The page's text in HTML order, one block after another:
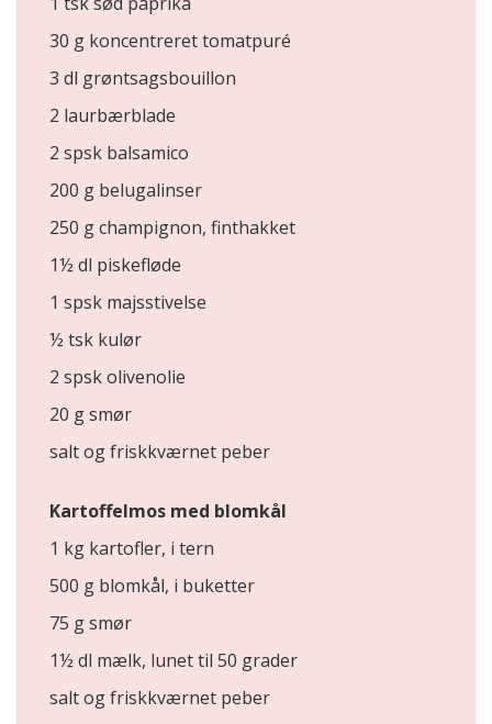
30 g koncentreret tomatpuré
3 dl grøntsagsbouillon
2 laurbærblade
2 spsk balsamico
200 g belugalinser
250 g champignon, finthakket
1½ dl piskefløde
1 spsk majsstivelse
½ tsk kulør
2 spsk olivenolie
20 g smør
salt og friskkværnet peber
Kartoffelmos med blomkål
1 kg kartofler, i tern
500 g blomkål, i buketter
75 g smør
1½ dl mælk, lunet til 50 grader
salt og friskkværnet peber